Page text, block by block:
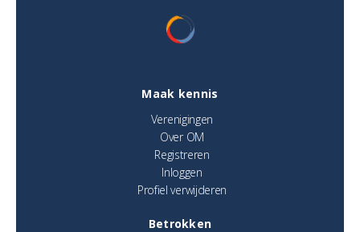
Maak kennis
Verenigingen
Over OM
Registreren
Inloggen
Profiel verwijderen
Betrokken